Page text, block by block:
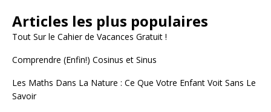
Articles les plus populaires
Tout Sur le Cahier de Vacances Gratuit !
Comprendre (Enfin!) Cosinus et Sinus
Les Maths Dans La Nature : Ce Que Votre Enfant Voit Sans Le
Savoir